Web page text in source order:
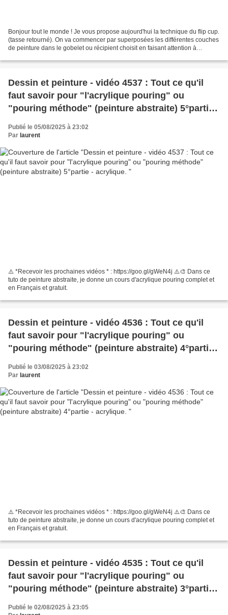
Bonjour tout le monde ! Je vous propose aujourd'hui la technique du flip cup.
(tasse retourné). On va commencer par superposées les différentes couches
de peinture dans le gobelet ou récipient choisit en faisant attention à
Dessin et peinture - vidéo 4537 : Tout ce qu'il
faut savoir pour "l'acrylique pouring" ou
"pouring méthode" (peinture abstraite) 5°partie -
Publié le 05/08/2025 à 23:02
Par laurent
⚠️ *Recevoir les prochaines vidéos * : https://goo.gl/gWeN4j ⚠️🎨 Dans ce
tuto de peinture abstraite, je donne un cours d'acrylique pouring complet et
en Français et gratuit.
Dessin et peinture - vidéo 4536 : Tout ce qu'il
faut savoir pour "l'acrylique pouring" ou
"pouring méthode" (peinture abstraite) 4°partie -
acrylique.
Publié le 03/08/2025 à 23:02
Par laurent
⚠️ *Recevoir les prochaines vidéos * : https://goo.gl/gWeN4j ⚠️🎨 Dans ce
tuto de peinture abstraite, je donne un cours d'acrylique pouring complet et
en Français et gratuit.
Dessin et peinture - vidéo 4535 : Tout ce qu'il
faut savoir pour "l'acrylique pouring" ou
"pouring méthode" (peinture abstraite) 3°partie -
Publié le 02/08/2025 à 23:05